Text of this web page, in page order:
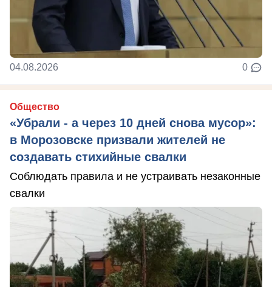
04.08.2026 0
Общество
«Убрали - а через 10 дней снова мусор»:
в Морозовске призвали жителей не
создавать стихийные свалки
Соблюдать правила и не устраивать незаконные
свалки